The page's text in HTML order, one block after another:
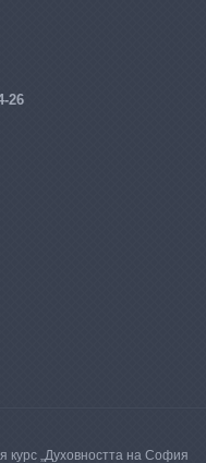
26
курс „Духовността на София